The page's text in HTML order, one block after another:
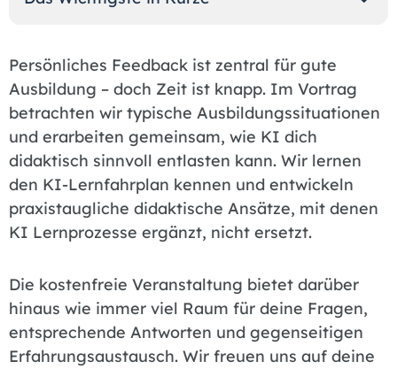
Persönliches Feedback ist zentral für gute
Ausbildung – doch Zeit ist knapp. Im Vortrag
betrachten wir typische Ausbildungssituationen
und erarbeiten gemeinsam, wie KI dich
didaktisch sinnvoll entlasten kann. Wir lernen
den KI-Lernfahrplan kennen und entwickeln
praxistaugliche didaktische Ansätze, mit denen
KI Lernprozesse ergänzt, nicht ersetzt.
Die kostenfreie Veranstaltung bietet darüber
hinaus wie immer viel Raum für deine Fragen,
entsprechende Antworten und gegenseitigen
Erfahrungsaustausch. Wir freuen uns auf deine